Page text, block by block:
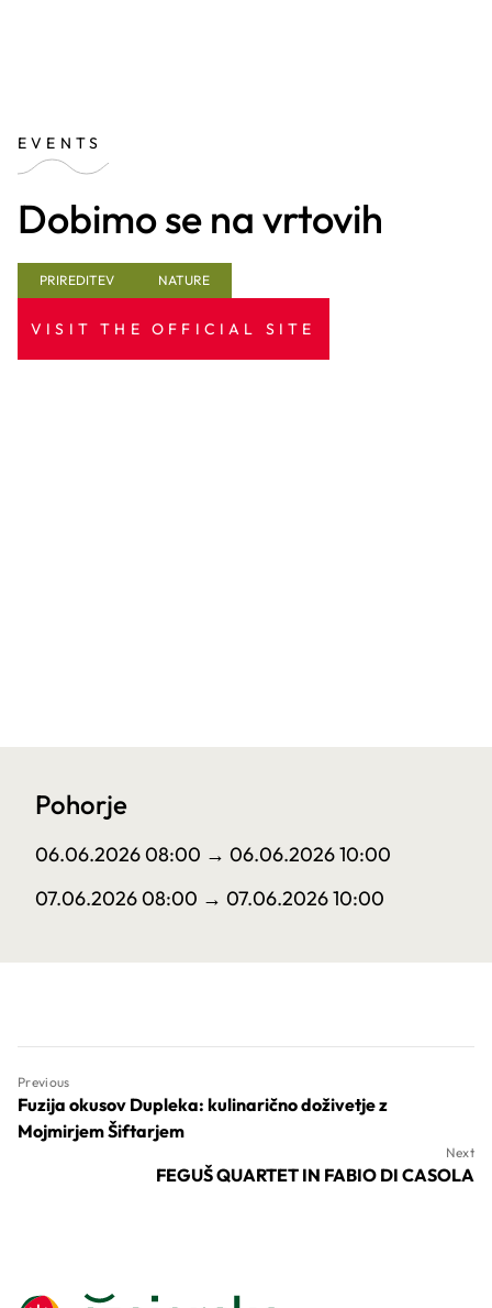
EVENTS
Dobimo se na vrtovih
PRIREDITEV NATURE
VISIT THE OFFICIAL SITE
Pohorje
06.06.2026 08:00 → 06.06.2026 10:00
07.06.2026 08:00 → 07.06.2026 10:00
Previous
Fuzija okusov Dupleka: kulinarično doživetje z
Mojmirjem Šiftarjem
Next
FEGUŠ QUARTET IN FABIO DI CASOLA